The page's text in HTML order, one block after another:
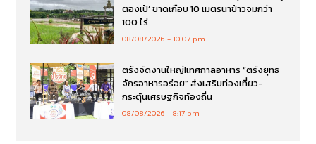
ตองเป้’ ขาดเกือบ 10 เมตรนาข้าวจมกว่า
100 ไร่
08/08/2026 10:07 pm
ตรังจัดงานใหญ่!เทศกาลอาหาร “ตรังยุทธ
จักรอาหารอร่อย” ส่งเสริมท่องเที่ยว-
กระตุ้นเศรษฐกิจท้องถิ่น
08/08/2026 8:17 pm